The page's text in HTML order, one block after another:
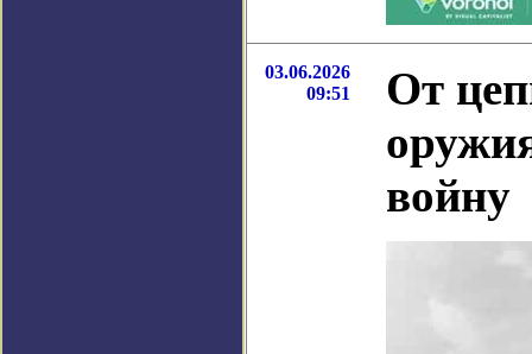
03.06.2026
09:51
От
войну